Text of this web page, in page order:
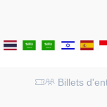
Billets